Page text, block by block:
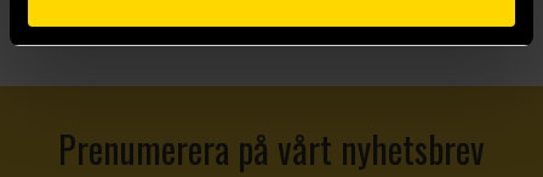
Prenumerera på vårt nyhetsbrev